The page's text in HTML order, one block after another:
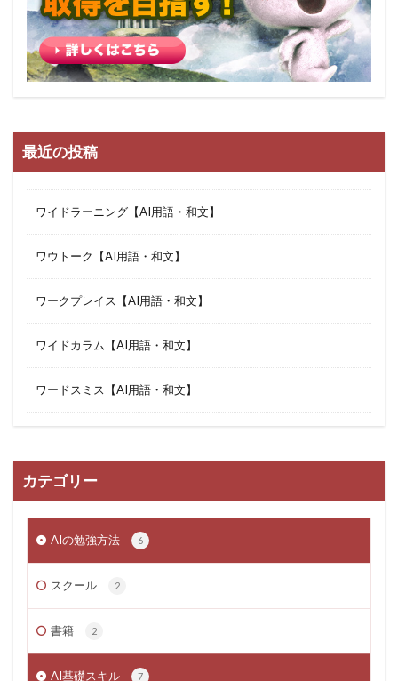
最近の投稿
ワイドラーニング【AI用語・和文】
ワウトーク【AI用語・和文】
ワークプレイス【AI用語・和文】
ワイドカラム【AI用語・和文】
ワードスミス【AI用語・和文】
カテゴリー
AIの勉強方法 6
スクール 2
書籍 2
AI基礎スキル 7